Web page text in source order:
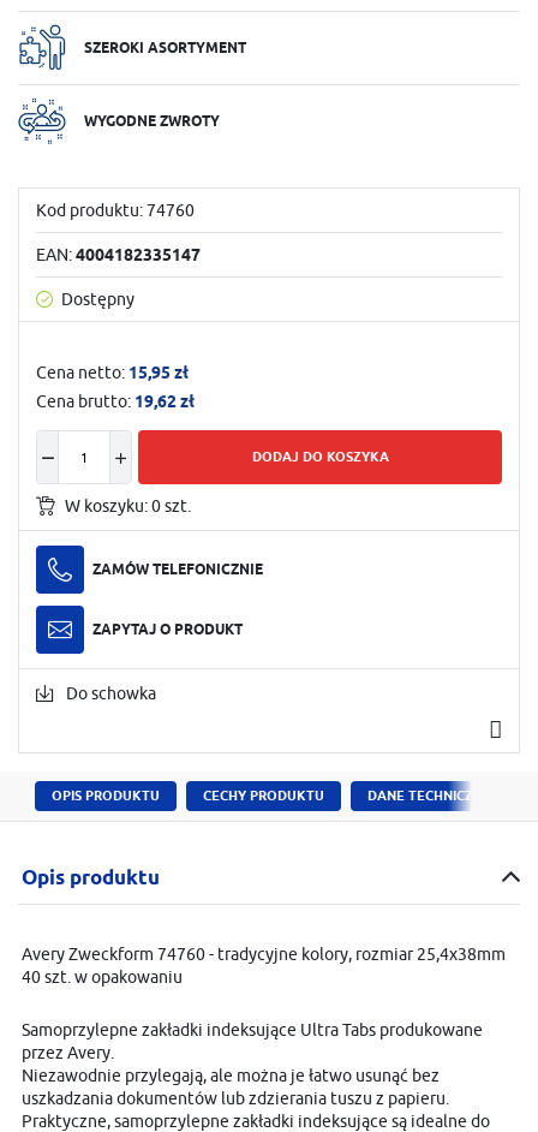
SZEROKI ASORTYMENT
WYGODNE ZWROTY
Kod produktu:74760
EAN:4004182335147
Dostępny
Cena netto: 15,95 zł
Cena brutto: 19,62 zł
DODAJ DO KOSZYKA
W koszyku:0szt.
ZAMÓW TELEFONICZNIE
ZAPYTAJ O PRODUKT
Do schowka
OPIS PRODUKTU CECHY PRODUKTU DANE TECHNICZNE
Opis produktu
Avery Zweckform 74760 - tradycyjne kolory, rozmiar 25,4x38mm
40 szt. w opakowaniu
Samoprzylepne zakładki indeksujące Ultra Tabs produkowane
przez Avery.
Niezawodnie przylegają, ale można je łatwo usunąć bez
uszkadzania dokumentów lub zdzierania tuszu z papieru.
Praktyczne, samoprzylepne zakładki indeksujące są idealne do